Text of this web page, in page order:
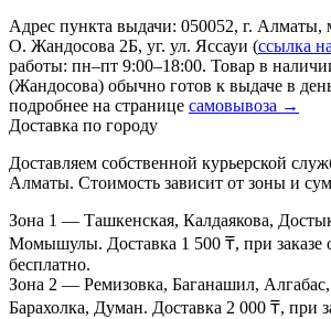
Адрес пункта выдачи: 050052, г. Алматы,
О. Жандосова 2Б, уг. ул. Яссауи (ссылка
работы: пн–пт 9:00–18:00. Товар в
(Жандосова) обычно готов к выдаче в
подробнее на странице самовывоза →
Доставка по городу
Доставляем собственной курьерской
Алматы. Стоимость зависит от зоны и
Зона 1 — Ташкенская, Калдаякова,
Момышулы. Доставка 1 500 ₸, при заказе
бесплатно.
Зона 2 — Ремизовка, Баганашил,
Барахолка, Думан. Доставка 2 000 ₸, при